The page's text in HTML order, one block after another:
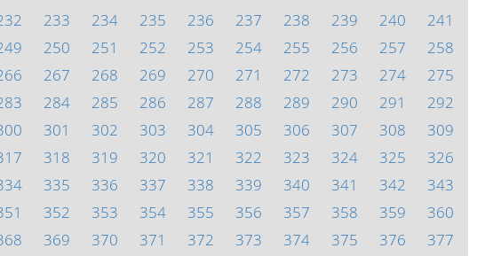
233 234 235 236 237 238 239 240
241
250 251 252 253 254 255 256 257
258
267 268 269 270 271 272 273 274
275
284 285 286 287 288 289 290 291
292
301 302 303 304 305 306 307 308
309
318 319 320 321 322 323 324 325
326
335 336 337 338 339 340 341 342
343
352 353 354 355 356 357 358 359
360
369 370 371 372 373 374 375 376
377